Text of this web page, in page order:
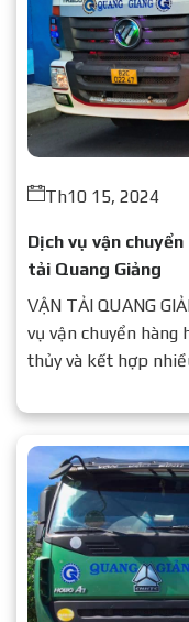
Th10 15, 2024
Dịch vụ vận
tải Quang Giảng
VẬN TẢI QUANG
vụ vận chuyển hàng
thủy và kết hợp